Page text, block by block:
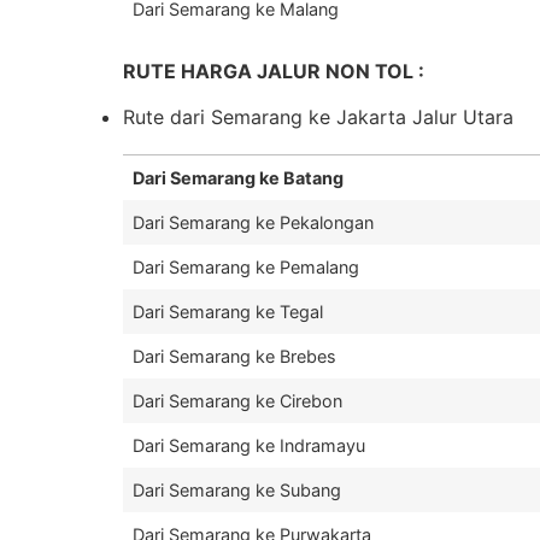
Dari Semarang ke Malang
RUTE HARGA JALUR NON TOL :
Rute dari Semarang ke Jakarta Jalur Utara
Dari Semarang ke Batang
Dari Semarang ke Pekalongan
Dari Semarang ke Pemalang
Dari Semarang ke Tegal
Dari Semarang ke Brebes
Dari Semarang ke Cirebon
Dari Semarang ke Indramayu
Dari Semarang ke Subang
Dari Semarang ke Purwakarta